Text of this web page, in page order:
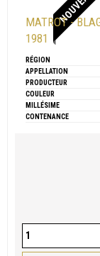
MATROT -
1981
RÉGION
APPELLATION
PRODUCTEUR
COULEUR
MILLÉSIME
CONTENANCE